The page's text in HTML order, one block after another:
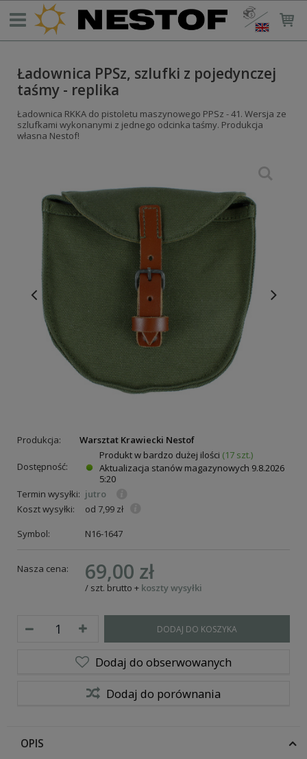
Ładownica PPSz, szlufki z pojedynczej
taśmy - replika
Ładownica RKKA do pistoletu maszynowego PPSz - 41. Wersja ze
szlufkami wykonanymi z jednego odcinka taśmy. Produkcja
własna Nestof!
Produkcja: Warsztat Krawiecki Nestof
Dostępność:
Produkt w bardzo dużej ilości (17 szt.)
Aktualizacja stanów magazynowych 9.8.2026
5:20
Termin wysyłki: jutro
Koszt wysyłki:
od 7,99 zł
Symbol:
N16-1647
Nasza cena: 69,00 zł
/ szt. brutto + koszty wysyłki
DODAJ DO KOSZYKA
Dodaj do obserwowanych
Dodaj do porównania
OPIS